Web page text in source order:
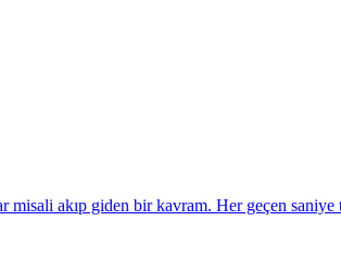
misali akıp giden bir kavram. Her geçen